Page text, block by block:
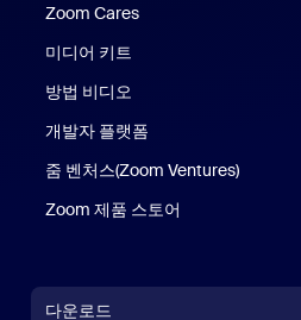
Zoom Cares
미디어 키트
방법 비디오
개발자 플랫폼
줌 벤처스(Zoom Ventures)
Zoom 제품 스토어
다운로드